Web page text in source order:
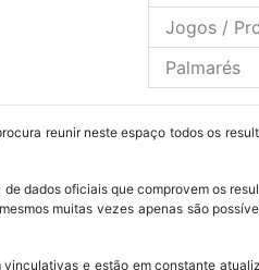
Jogos /
Palmarés
reunir neste espaço todos os
dados oficiais que comprovem os
muitas vezes apenas são
e estão em constante